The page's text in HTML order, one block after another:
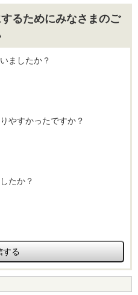
るためにみなさまのご
ましたか？
やすかったですか？
たか？